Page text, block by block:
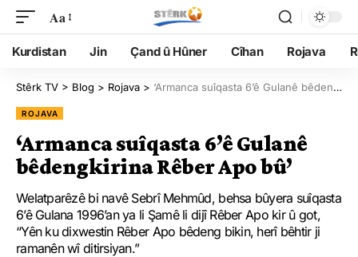
Aa
Kurdistan Jin Çand û Hûner Cîhan Rojava
Stêrk TV > Blog > Rojava > ‘Armanca suîqasta 6’ê Gulanê bêdengkirina Rêber Apo bû’
ROJAVA
‘Armanca suîqasta 6’ê Gulanê
bêdengkirina Rêber Apo bû’
Welatparêzê bi navê Sebrî Mehmûd, behsa bûyera suîqasta
6’ê Gulana 1996’an ya li Şamê li dijî Rêber Apo kir û got,
“Yên ku dixwestin Rêber Apo bêdeng bikin, herî bêhtir ji
ramanên wî ditirsiyan.”